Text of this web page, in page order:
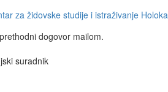
za židovske studije i istraživanje
dogovor mailom.
suradnik